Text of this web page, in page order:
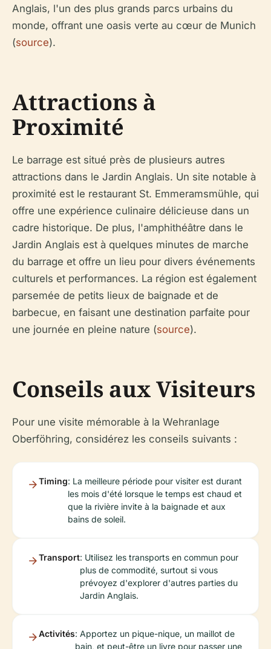
Anglais, l'un des plus grands parcs urbains du
monde, offrant une oasis verte au cœur de Munich
(source).
Attractions à
Proximité
Le barrage est situé près de plusieurs autres
attractions dans le Jardin Anglais. Un site notable à
proximité est le restaurant St. Emmeramsmühle, qui
offre une expérience culinaire délicieuse dans un
cadre historique. De plus, l'amphithéâtre dans le
Jardin Anglais est à quelques minutes de marche
du barrage et offre un lieu pour divers événements
culturels et performances. La région est également
parsemée de petits lieux de baignade et de
barbecue, en faisant une destination parfaite pour
une journée en pleine nature (source).
Conseils aux Visiteurs
Pour une visite mémorable à la Wehranlage
Oberföhring, considérez les conseils suivants :
Timing: La meilleure période pour visiter est durant
les mois d'été lorsque le temps est chaud et
que la rivière invite à la baignade et aux
bains de soleil.
Transport: Utilisez les transports en commun pour
plus de commodité, surtout si vous
prévoyez d'explorer d'autres parties du
Jardin Anglais.
Activités: Apportez un pique-nique, un maillot de
bain, et peut-être un livre pour passer une